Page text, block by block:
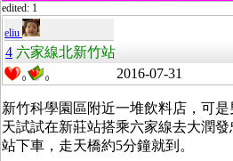
edited: 1
eliu
4 六家線北新竹站
0 0 2016-07-31
新竹科學園區附近一堆飲料店，可
天試試在新莊站搭乘六家線去大潤
站下車，走天橋約5分鐘就到。